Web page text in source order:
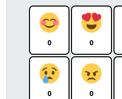
0 0
0 0